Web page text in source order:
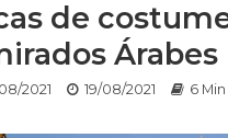
de
Árabes
2021 19/08/2021 6 Min